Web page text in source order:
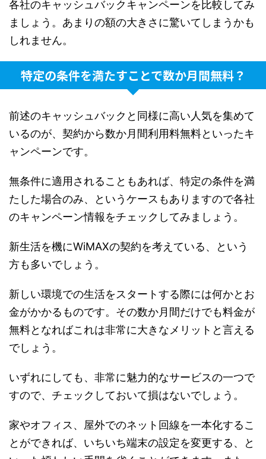
各社のキャッシュバックキャンペーンを比較してみ
ましょう。あまりの額の大きさに驚いてしまうかも
しれません。
特定の条件を満たすことで数か月間無料？
前述のキャッシュバックと同様に高い人気を集めて
いるのが、契約から数か月間利用料無料といったキ
ャンペーンです。
無条件に適用されることもあれば、特定の条件を満
たした場合のみ、というケースもありますので各社
のキャンペーン情報をチェックしてみましょう。
新生活を機にWiMAXの契約を考えている、という
方も多いでしょう。
新しい環境での生活をスタートする際には何かとお
金がかかるものです。その数か月間だけでも料金が
無料となればこれは非常に大きなメリットと言える
でしょう。
いずれにしても、非常に魅力的なサービスの一つで
すので、チェックしておいて損はないでしょう。
家やオフィス、屋外でのネット回線を一本化するこ
とができれば、いちいち端末の設定を変更する、と